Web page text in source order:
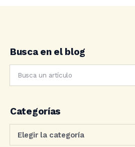
Busca en el blog
Categorías